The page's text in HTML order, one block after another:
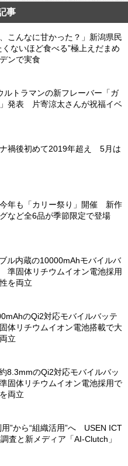
事
こんなに甘かった？」新潟県民
ないほど食べる”極上えだまめ
ンで実食
ルトラマンの新フレーバー「ガ
発表 片寄涼太さんが祝福イベ
禍後初めて2019年超え 5月は
年も「カリー祭り」開催 新作
など全6品が季節限定で登場
ル内蔵の10000mAhモバイルバ
準固体リチウムイオン電池採用
を両立
のQi2対応モバイルバッテ
体リチウムイオン電池搭載で大
立
8.3mmのQi2対応モバイルバッ
固体リチウムイオン電池採用で
両立
用”から“組織活用”へ USEN ICT
査と新メディア「AI-Clutch」